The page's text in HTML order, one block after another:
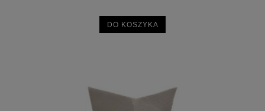
DO KOSZYKA